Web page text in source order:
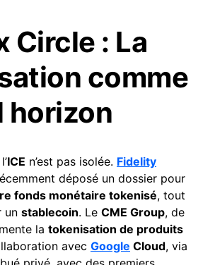
Circle : La
comme
horizon
ICE n’est pas isolée. Fidelity
déposé un dossier pour
fonds monétaire tokenisé, tout
un stablecoin. Le CME Group, de
la tokenisation de produits
avec Google Cloud, via